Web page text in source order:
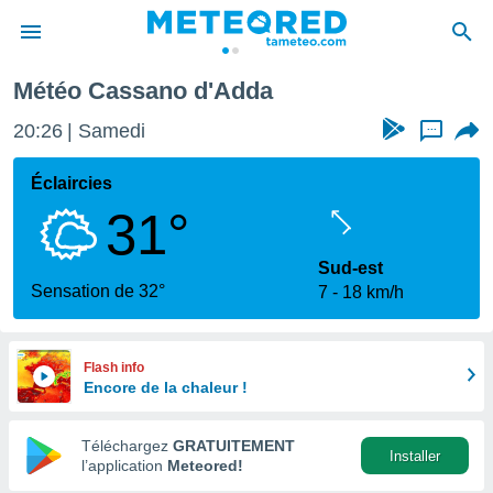
de
en
Météo Cassano d'Adda
20:26 Samedi ...
Éclaircies
31°
Sensation de 32°
Sud-est
7
18 km/h
Flash info
Encore de la chaleur !
Téléchargez GRATUITEMENT
l’application Meteored!
Installer